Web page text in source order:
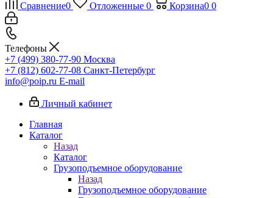
Сравнение0 Отложенные 0 Корзина0 0
Телефоны
+7 (499) 380-77-90 Москва
+7 (812) 602-77-08 Санкт-Петербург
info@poip.ru E-mail
Личный кабинет
Главная
Каталог
Назад
Каталог
Грузоподъемное оборудование
Назад
Грузоподъемное оборудование